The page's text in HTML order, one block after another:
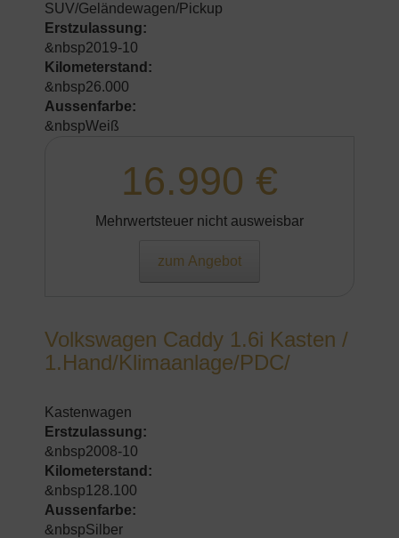
SUV/Geländewagen/Pickup
Erstzulassung:
&nbsp2019-10
Kilometerstand:
&nbsp26.000
Aussenfarbe:
&nbspWeiß
16.990 €
Mehrwertsteuer nicht ausweisbar
zum Angebot
Volkswagen Caddy 1.6i Kasten /
1.Hand/Klimaanlage/PDC/
Kastenwagen
Erstzulassung:
&nbsp2008-10
Kilometerstand:
&nbsp128.100
Aussenfarbe:
&nbspSilber